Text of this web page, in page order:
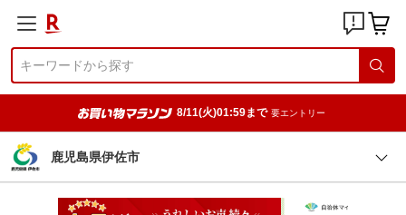
8/11(火)01:59まで 要エントリー
鹿児島県伊佐市